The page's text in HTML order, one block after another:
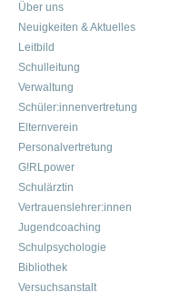
Über uns
Neuigkeiten & Aktuelles
Leitbild
Schulleitung
Verwaltung
Schüler:innenvertretung
Elternverein
Personalvertretung
G!RLpower
Schulärztin
Vertrauenslehrer:innen
Jugendcoaching
Schulpsychologie
Bibliothek
Versuchsanstalt